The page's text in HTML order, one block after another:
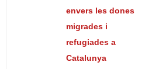
envers les dones
migrades i
refugiades a
Catalunya